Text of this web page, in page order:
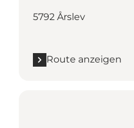
5792 Årslev
Route anzeigen